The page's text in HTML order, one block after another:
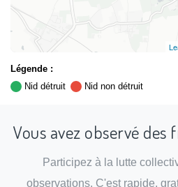
Légende :
Nid détruit
Nid non détruit
Vous avez observé des
Participez à la lutte
observations. C'est rapide,